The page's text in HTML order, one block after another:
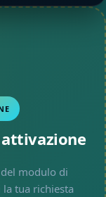
modulo di
tua richiesta